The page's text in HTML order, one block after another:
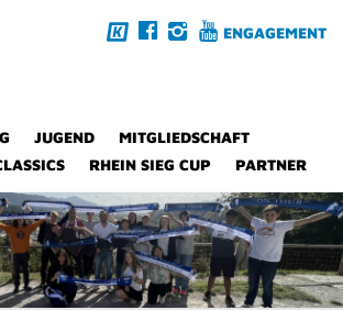
ENGAGEMENT
JUGEND
MITGLIEDSCHAFT
RHEIN SIEG CUP PARTNER